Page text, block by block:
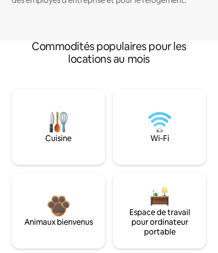
Commodités populaires pour les
locations au mois
Cuisine Wi-Fi
Animaux bienvenus
Espace de travail
pour ordinateur
portable